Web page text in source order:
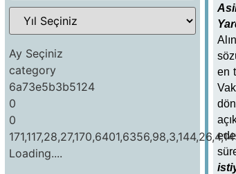
Ay Seçiniz
category
6a73e5b3b5124
0
0
Loading....
en